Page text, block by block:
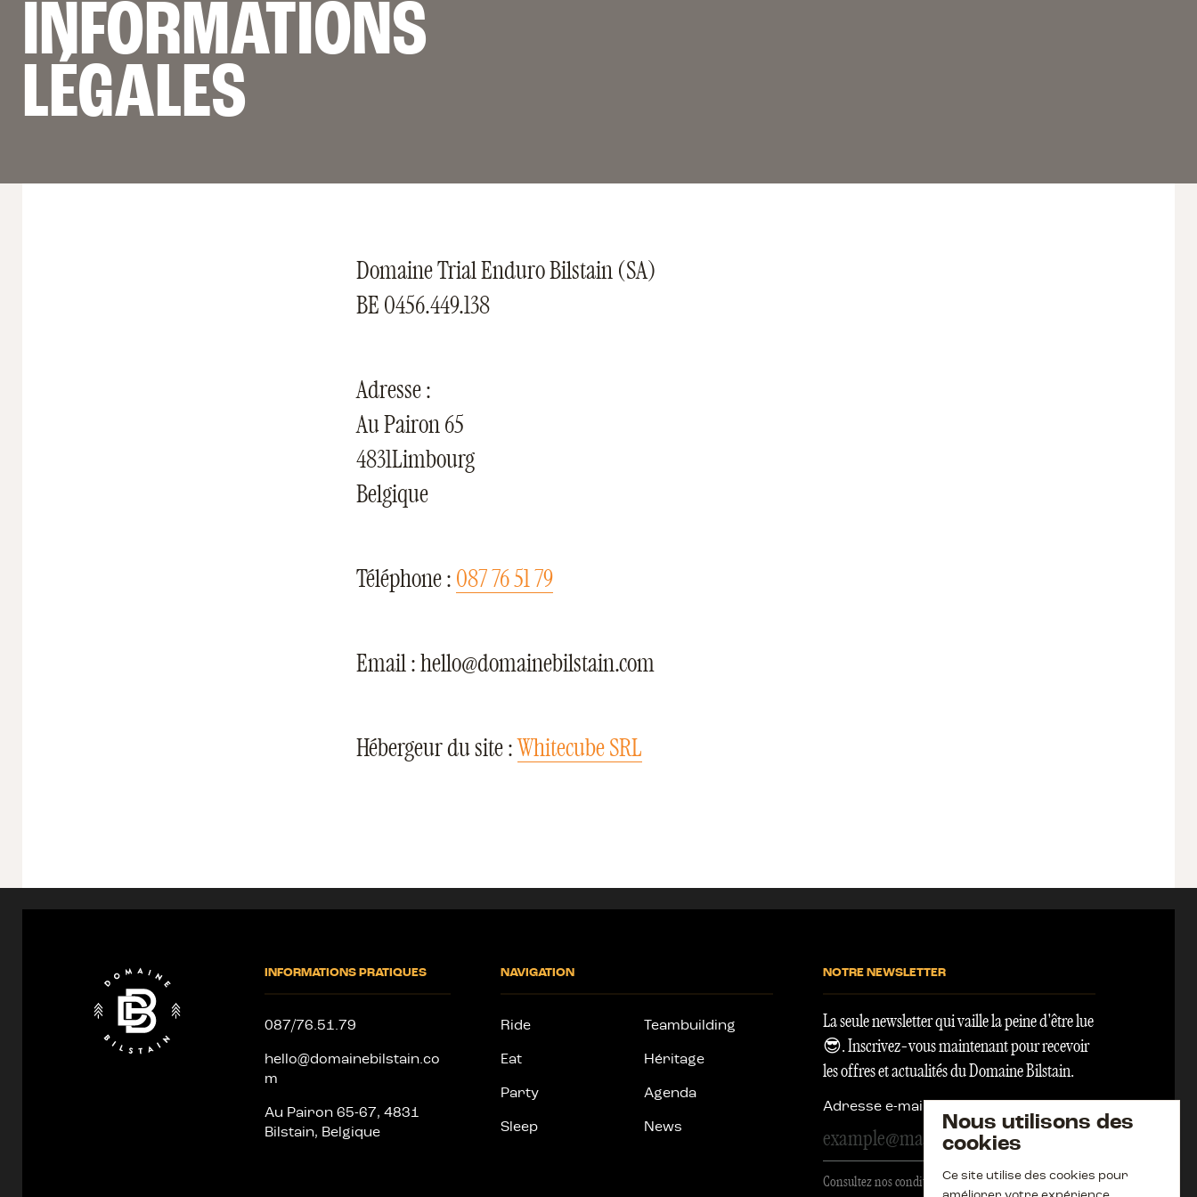
INFORMATIONS
LÉGALES
Domaine Trial Enduro Bilstain (SA)
BE 0456.449.138
Adresse :
Au Pairon 65
4831Limbourg
Belgique
Téléphone : 087 76 51 79
Email : hello@domainebilstain.com
Hébergeur du site : Whitecube SRL
INFORMATIONS PRATIQUES
087/76.51.79
hello@domainebilstain.co
m
Au Pairon 65-67, 4831
Bilstain, Belgique
NAVIGATION
Ride
Eat
Party
Sleep
Teambuilding
Héritage
Agenda
News
NOTRE NEWSLETTER
La seule newsletter qui vaille la peine d'être lue
😎. Inscrivez-vous maintenant pour recevoir
les offres et actualités du Domaine Bilstain.
Adresse e-mail
Consultez nos conditions générales
Nous utilisons des
cookies
Ce site utilise des cookies pour